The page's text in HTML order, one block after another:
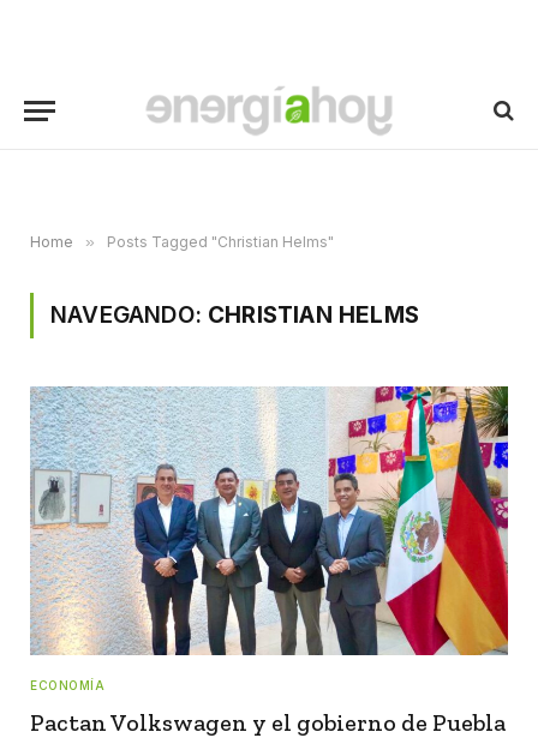
Home » Posts Tagged "Christian Helms"
NAVEGANDO: CHRISTIAN HELMS
ECONOMÍA
Pactan Volkswagen y el gobierno de Puebla